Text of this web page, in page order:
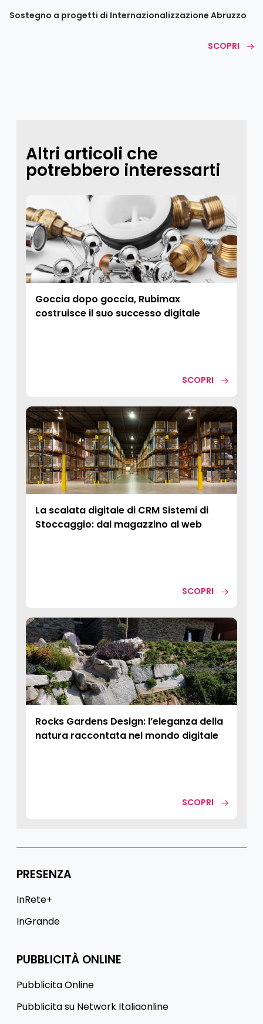
Sostegno a progetti di Internazionalizzazione Abruzzo
SCOPRI
Altri articoli che
potrebbero interessarti
Goccia dopo goccia, Rubimax
costruisce il suo successo digitale
SCOPRI
La scalata digitale di CRM Sistemi di
Stoccaggio: dal magazzino al web
SCOPRI
Rocks Gardens Design: l’eleganza della
natura raccontata nel mondo digitale
SCOPRI
PRESENZA
InRete+
InGrande
PUBBLICITÀ ONLINE
Pubblicita Online
Pubblicita su Network Italiaonline